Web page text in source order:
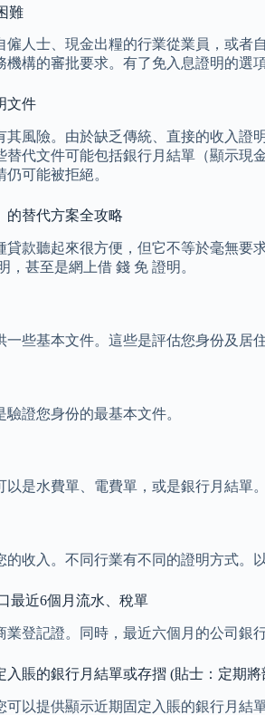
難
人士、現金出糧的行業從業員，或者
構的審批要求。有了免入息證明的選
文件
風險。由於缺乏傳統、直接的收入
代文件可能包括銀行月結單（顯示
可能被拒絕。
的替代方案全攻略
款聽起來很方便，但它不等於毫無
甚至是網上借 錢 免 證明。
些基本文件。這些是評估您身份及居
證您身份的最基本文件。
是水費單、電費單，或是銀行月結單
收入。不同行業有不同的證明方式。
最近6個月流水、稅單
登記證。同時，最近六個月的公司
賬的銀行月結單或存摺 (貼士：定期
以提供顯示近期固定入賬的銀行月